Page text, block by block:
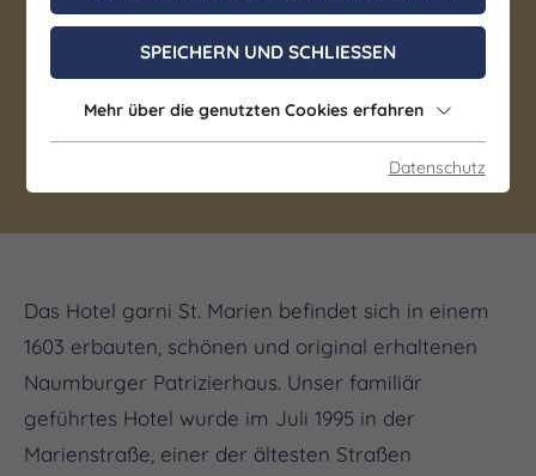
Gastgeber
Hotel garni St. Marien***
Naumburg (Saale)
Das Hotel garni St. Marien befindet sich in einem
1603 erbauten, schönen und original erhaltenen
Naumburger Patrizierhaus. Unser familiär
geführtes Hotel wurde im Juli 1995 in der
Marienstraße, einer der ältesten Straßen
SPEICHERN UND SCHLIESSEN
Mehr über die genutzten Cookies erfahren
Datenschutz